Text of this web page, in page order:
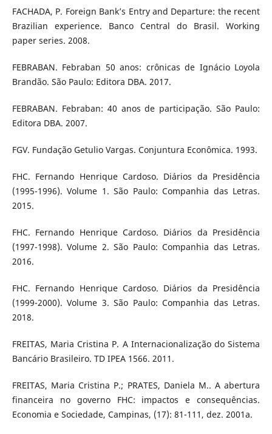
FACHADA, P. Foreign Bank’s Entry and Departure: the recent
Brazilian experience. Banco Central do Brasil. Working
paper series. 2008.
FEBRABAN. Febraban 50 anos: crônicas de Ignácio Loyola
Brandão. São Paulo: Editora DBA. 2017.
FEBRABAN. Febraban: 40 anos de participação. São Paulo:
Editora DBA. 2007.
FGV. Fundação Getulio Vargas. Conjuntura Econômica. 1993.
FHC. Fernando Henrique Cardoso. Diários da Presidência
(1995-1996). Volume 1. São Paulo: Companhia das Letras.
2015.
FHC. Fernando Henrique Cardoso. Diários da Presidência
(1997-1998). Volume 2. São Paulo: Companhia das Letras.
2016.
FHC. Fernando Henrique Cardoso. Diários da Presidência
(1999-2000). Volume 3. São Paulo: Companhia das Letras.
2018.
FREITAS, Maria Cristina P. A Internacionalização do Sistema
Bancário Brasileiro. TD IPEA 1566. 2011.
FREITAS, Maria Cristina P.; PRATES, Daniela M.. A abertura
financeira no governo FHC: impactos e consequências.
Economia e Sociedade, Campinas, (17): 81-111, dez. 2001a.